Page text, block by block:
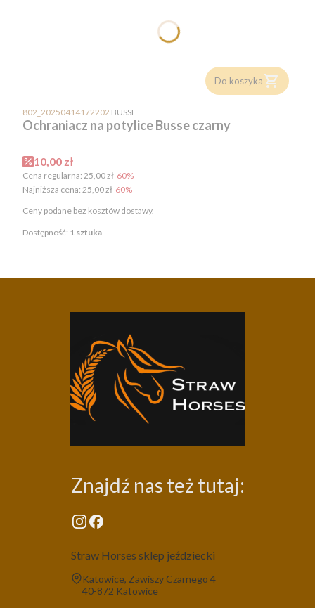
Do koszyka
802_20250414172202 PRODUCENT
BUSSE
Ochraniacz na potylice Busse czarny
Cena promocyjna
10,00 zł
Cena regularna: 25,00 zł-60%
Najniższa cena: 25,00 zł-60%
Ceny podane bez kosztów dostawy.
Dostępność: 1 sztuka
Znajdź nas też tutaj:
Straw Horses sklep jeździecki
Adres:
Katowice, Zawiszy Czarnego 4
40-872 Katowice